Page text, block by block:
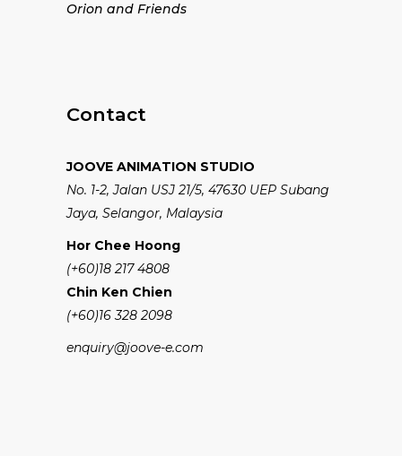
Orion and Friends
Contact
JOOVE ANIMATION STUDIO
No. 1-2, Jalan USJ 21/5, 47630 UEP Subang
Jaya, Selangor, Malaysia
Hor Chee Hoong
(+60)18 217 4808
Chin Ken Chien
(+60)16 328 2098
enquiry@joove-e.com